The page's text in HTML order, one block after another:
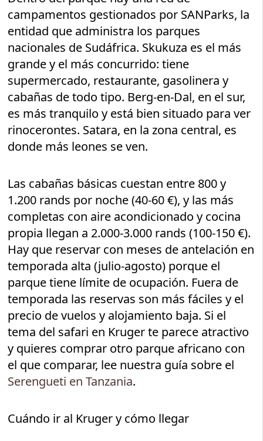
campamentos gestionados por SANParks, la
entidad que administra los parques
nacionales de Sudáfrica. Skukuza es el más
grande y el más concurrido: tiene
supermercado, restaurante, gasolinera y
cabañas de todo tipo. Berg-en-Dal, en el sur,
es más tranquilo y está bien situado para ver
rinocerontes. Satara, en la zona central, es
donde más leones se ven.
Las cabañas básicas cuestan entre 800 y
1.200 rands por noche (40-60 €), y las más
completas con aire acondicionado y cocina
propia llegan a 2.000-3.000 rands (100-150 €).
Hay que reservar con meses de antelación en
temporada alta (julio-agosto) porque el
parque tiene límite de ocupación. Fuera de
temporada las reservas son más fáciles y el
precio de vuelos y alojamiento baja. Si el
tema del safari en Kruger te parece atractivo
y quieres comprar otro parque africano con
el que comparar, lee nuestra guía sobre el
Serengueti en Tanzania.
Cuándo ir al Kruger y cómo llegar